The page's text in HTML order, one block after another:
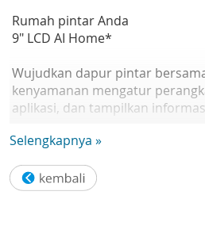
Rumah pintar Anda
9" LCD AI Home*
Wujudkan dapur pintar
kenyamanan mengatur
aplikasi, dan tampilkan
Atur semua perangkat yang
Hub****.
Selengkapnya »